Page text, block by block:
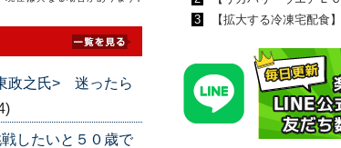
政之氏> 迷ったら
したいと５０歳で
3
【拡大する冷凍宅配食